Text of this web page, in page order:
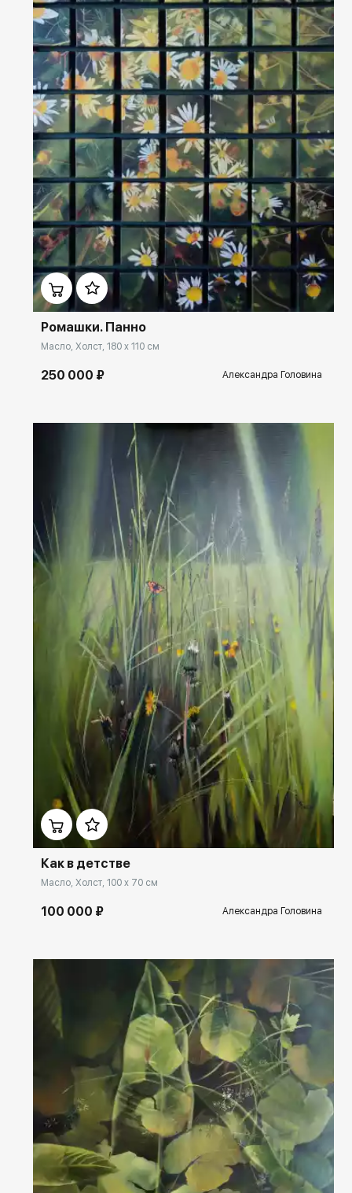
Домен: rakovgallery.ru
Ромашки. Панно
Масло, Холст, 180 x 110 см
250 000 ₽ Александра Головина
Домен: rakovgallery.ru
Как в детстве
Масло, Холст, 100 x 70 см
100 000 ₽ Александра Головина